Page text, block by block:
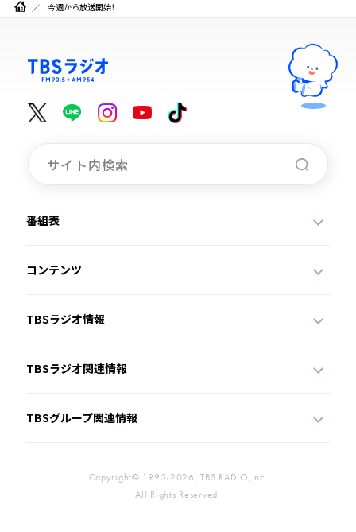
今週から放送開始！
番組表
コンテンツ
TBSラジオ情報
TBSラジオ関連情報
TBSグループ関連情報
Copyright© 1995-2026, TBS RADIO,Inc.
All Rights Reserved.